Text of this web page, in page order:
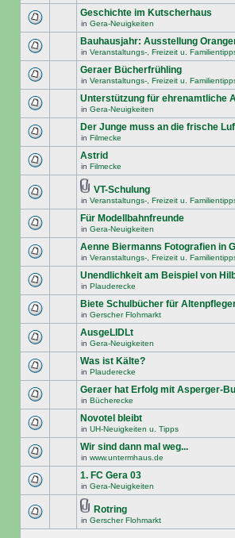
Geschichte im Kutscherhaus
in Gera-Neuigkeiten
Bauhausjahr: Ausstellung
in Veranstaltungs-, Freizeit u.
Geraer Bücherfrühling
in Veranstaltungs-, Freizeit u.
Unterstützung für ehrenamtliche
in Gera-Neuigkeiten
Der Junge muss an die frische
in Filmecke
Astrid
in Filmecke
VT-Schulung
in Veranstaltungs-, Freizeit u.
Für Modellbahnfreunde
in Gera-Neuigkeiten
Aenne Biermanns Fotografien in
in Veranstaltungs-, Freizeit u.
Unendlichkeit am Beispiel von
in Plauderecke
Biete Schulbücher für
in Gerscher Flohmarkt
AusgeLIDLt
in Gera-Neuigkeiten
Was ist Kälte?
in Plauderecke
Geraer hat Erfolg mit Asperger-
in Bücherecke
Novotel bleibt
in UH-Neuigkeiten u. Tipps
Wir sind dann mal weg...
in www.untermhaus.de
1. FC Gera 03
in Gera-Neuigkeiten
Rotring
in Gerscher Flohmarkt